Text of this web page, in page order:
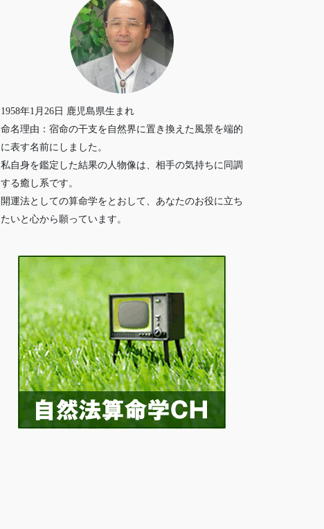
1958年1月26日 鹿児島県生まれ
命名理由：宿命の干支を自然界に置き換えた風景を端的
に表す名前にしました。
私自身を鑑定した結果の人物像は、相手の気持ちに同調
する癒し系です。
開運法としての算命学をとおして、あなたのお役に立ち
たいと心から願っています。